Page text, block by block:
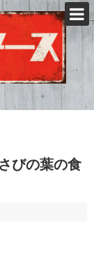
びの葉の食